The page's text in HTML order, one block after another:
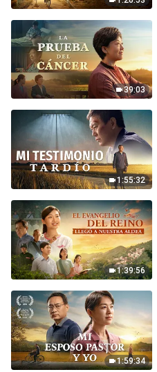
39:03
1:55:32
1:39:56
1:59:34